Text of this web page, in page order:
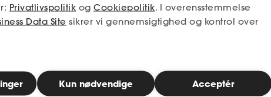
Jobsøgning med AI
du ønsker at bruge AI til din
Lyt
gode
Privatlivspolitik og Cookiepolitik. I overensstemmelse
Data Site sikrer vi gennemsigtighed og kontrol over
Kun nødvendige Acceptér